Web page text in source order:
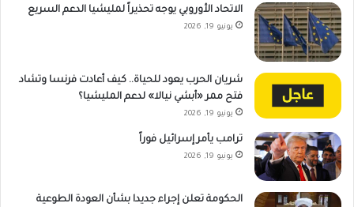
الاتحاد الأوروبي يوجه تحذيراً لمليشيا الدعم السريع
يونيو 19, 2026
شريان الحرب يعود للحياة.. كيف أعادت فرنسا وتشاد
فتح ممر «أبشي نيالا» لدعم المليشيا؟
يونيو 19, 2026
ترامب يأمر إسرائيل فوراً
يونيو 19, 2026
الحكومة تعلن إجراء جديدا بشأن العودة الطوعية